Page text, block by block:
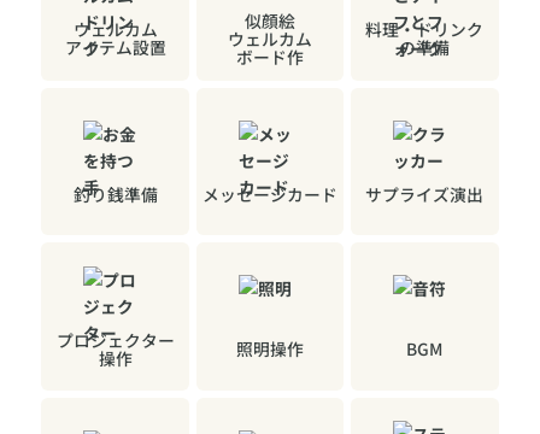
ウェルカム
アイテム設置
似顔絵
ウェルカム
ボード作
料理・ドリンク
の準備
釣り銭準備 メッセージカード サプライズ演出
プロジェクター
操作 照明操作 BGM